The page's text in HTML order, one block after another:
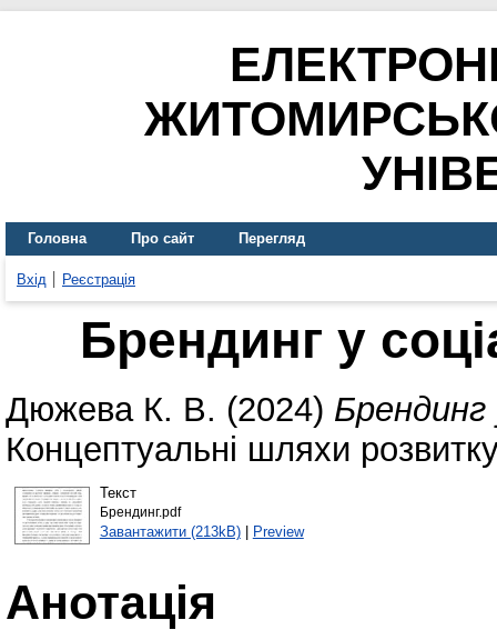
Головна Про сайт Перегляд
Вхід Реєстрація
Брендинг у
Дюжева К. В. (2024) Брендинг
Концептуальні шляхи
Текст
Брендинг.pdf
Завантажити (213kB)| Preview
Анотація